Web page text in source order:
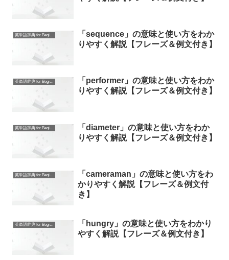
英単語辞典 for Beginners
「sequence」の意味と使い方をわか
りやすく解説【フレーズ＆例文付き】
英単語辞典 for Beginners
「performer」の意味と使い方をわか
りやすく解説【フレーズ＆例文付き】
英単語辞典 for Beginners
「diameter」の意味と使い方をわか
りやすく解説【フレーズ＆例文付き】
英単語辞典 for Beginners
「cameraman」の意味と使い方をわ
かりやすく解説【フレーズ＆例文付
き】
英単語辞典 for Beginners
「hungry」の意味と使い方をわかり
やすく解説【フレーズ＆例文付き】